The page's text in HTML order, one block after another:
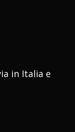
in Italia e